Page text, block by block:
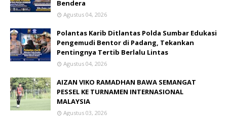
Bendera
Agustus 04, 2026
Polantas Karib Ditlantas Polda Sumbar Edukasi
Pengemudi Bentor di Padang, Tekankan
Pentingnya Tertib Berlalu Lintas
Agustus 04, 2026
AIZAN VIKO RAMADHAN BAWA SEMANGAT
PESSEL KE TURNAMEN INTERNASIONAL
MALAYSIA
Agustus 03, 2026